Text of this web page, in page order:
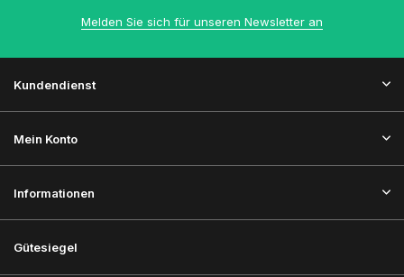
Melden Sie sich für unseren Newsletter an
Kundendienst
Mein Konto
Informationen
Gütesiegel